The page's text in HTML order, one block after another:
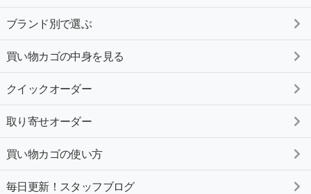
ブランド別で選ぶ
買い物カゴの中身を見る
クイックオーダー
取り寄せオーダー
買い物カゴの使い方
毎日更新！スタッフブログ